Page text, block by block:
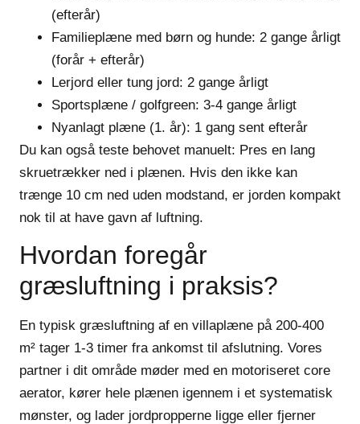
(efterår)
Familieplæne med børn og hunde: 2 gange årligt
(forår + efterår)
Lerjord eller tung jord: 2 gange årligt
Sportsplæne / golfgreen: 3-4 gange årligt
Nyanlagt plæne (1. år): 1 gang sent efterår
Du kan også teste behovet manuelt: Pres en lang
skruetrækker ned i plænen. Hvis den ikke kan
trænge 10 cm ned uden modstand, er jorden kompakt
nok til at have gavn af luftning.
Hvordan foregår
græsluftning i praksis?
En typisk græsluftning af en villaplæne på 200-400
m² tager 1-3 timer fra ankomst til afslutning. Vores
partner i dit område møder med en motoriseret core
aerator, kører hele plænen igennem i et systematisk
mønster, og lader jordpropperne ligge eller fjerner